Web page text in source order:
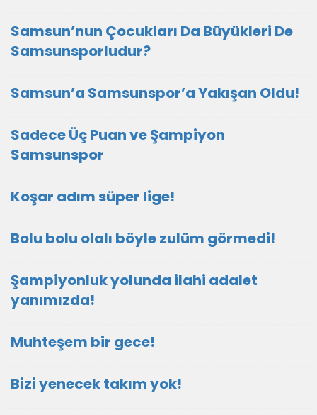
Samsun’nun Çocukları Da Büyükleri De
Samsunsporludur?
Samsun’a Samsunspor’a Yakışan Oldu!
Sadece Üç Puan ve Şampiyon
Samsunspor
Koşar adım süper lige!
Bolu bolu olalı böyle zulüm görmedi!
Şampiyonluk yolunda ilahi adalet
yanımızda!
Muhteşem bir gece!
Bizi yenecek takım yok!